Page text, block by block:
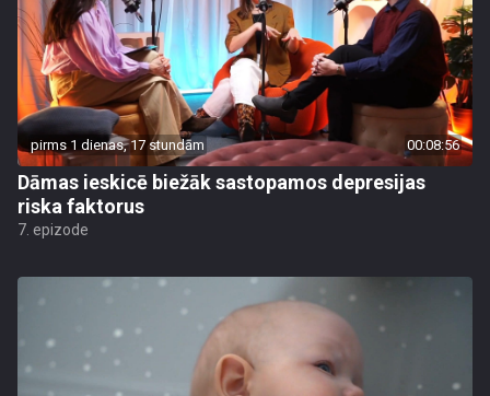
pirms 1 dienas, 17 stundām 00:08:56
Dāmas ieskicē biežāk sastopamos depresijas
riska faktorus
7. epizode